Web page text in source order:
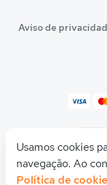
Olá!
Aviso de
Usamos cookies
navegação. Ao
Política de